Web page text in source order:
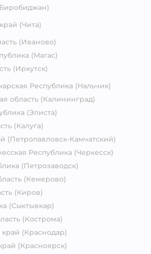
(Чита)
(Иваново)
(Магас)
(Иркутск)
Республика (Нальчик)
область (Калининград)
(Элиста)
(Калуга)
(Петропавловск-Камчатский)
Республика (Черкесск)
(Петрозаводск)
(Кемерово)
(Киров)
(Сыктывкар)
(Кострома)
(Краснодар)
(Красноярск)